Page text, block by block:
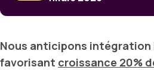
Nous anticipons intégration
favorisant croissance 20%